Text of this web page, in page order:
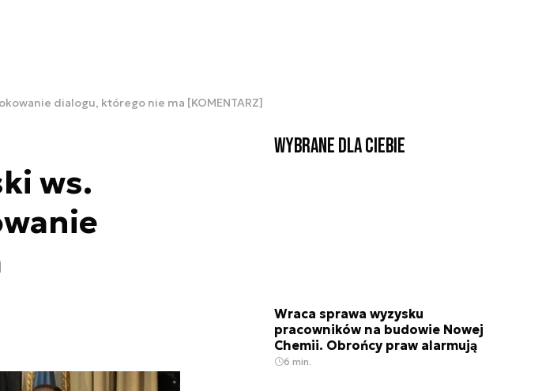
dialogu, którego nie ma [KOMENTARZ]
ws.
Wybrane dla Ciebie
Wraca sprawa wyzysku
pracowników na budowie Nowej
Chemii. Obrońcy praw alarmują
6 min.